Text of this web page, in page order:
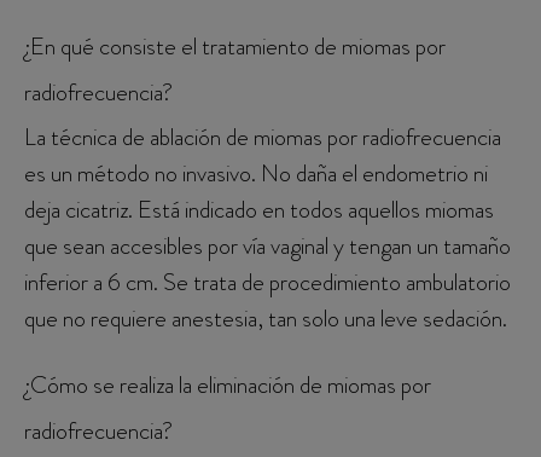
¿En qué consiste el tratamiento de miomas por
radiofrecuencia?
La técnica de ablación de miomas por radiofrecuencia
es un método no invasivo. No daña el endometrio ni
deja cicatriz. Está indicado en todos aquellos miomas
que sean accesibles por vía vaginal y tengan un tamaño
inferior a 6 cm. Se trata de procedimiento ambulatorio
que no requiere anestesia, tan solo una leve sedación.
¿Cómo se realiza la eliminación de miomas por
radiofrecuencia?